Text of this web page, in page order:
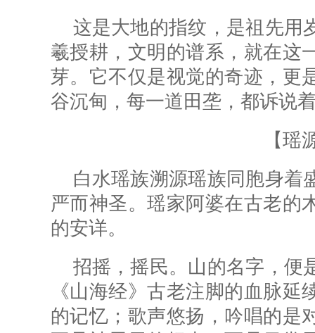
这是大地的指纹，是祖先用
羲授耕，文明的谱系，就在这
芽。它不仅是视觉的奇迹，更
谷沉甸，每一道田垄，都诉说
【瑶
白水瑶族溯源瑶族同胞身着
严而神圣。瑶家阿婆在古老的
的安详。
招摇，摇民。山的名字，便
《山海经》古老注脚的血脉
的记忆；歌声悠扬，吟唱的是